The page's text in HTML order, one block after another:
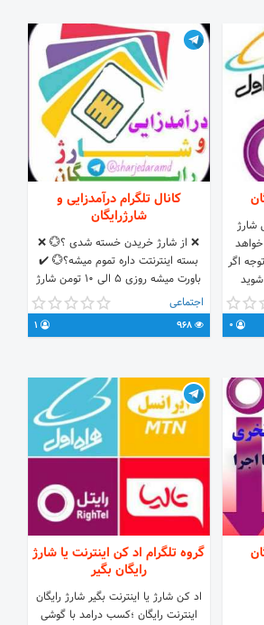
شارژ
خواهد
اگر
و
کمتر
0
کانال تلگرام درآمدزایی و
شارژرایگان
❌ از شارژ خریدن خسته شدی ؟💮 ❌
بسته اینترنتت داره تموم میشه؟💮 ✔️
باورت میشه روزی 5 الی 10 تومن شارژ
رایگان بگیری 😳 😊ترفندش فقط
اینجاس👇کلیک کن👇
https://t.me/sharjedaramd
اجتماعی
968
گروه تلگرام اد کن اینترنت یا شارژ
رایگان بگیر
اد کن شارژ یا اینترنت بگیر شارژ رایگان
اینترنت رایگان ؛کسب درامد با گوشی